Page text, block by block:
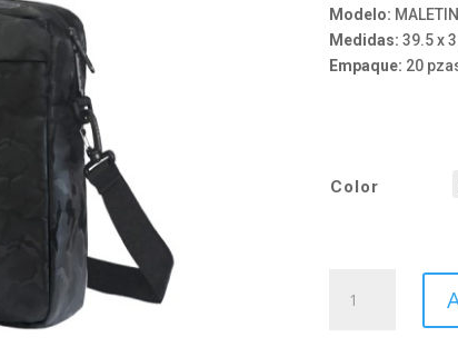
Modelo:
Medidas: 39.5 x
Empaque: 20
Color
PORTA